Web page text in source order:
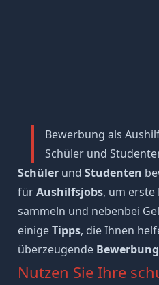
Bewerbung als
Schüler und
Schülerund Studenten
fürAushilfsjobs, um erste
sammeln und nebenbei
einigeTipps, die Ihnen
überzeugende Bewerbung
Nutzen Sie Ihre